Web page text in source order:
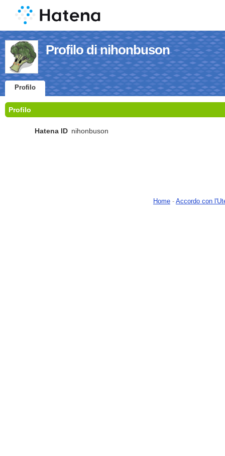
Profilo di nihonbuson
Profilo
Profilo
Hatena ID nihonbuson
Home - Accordo con